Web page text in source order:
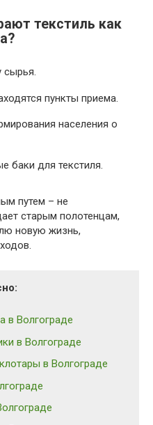
текстиль как
сырья.
пункты приема.
населения о
баки для текстиля.
путем – не
старым полотенцам,
новую жизнь,
в Волгограде
в Волгограде
в Волгограде